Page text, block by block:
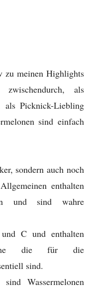
zu meinen Highlights
als
als Picknick-Liebling
sind einfach
sondern auch noch
enthalten
und sind wahre
C und enthalten
die für die
sind.
Wassermelonen